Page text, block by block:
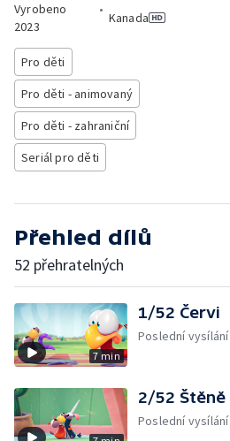
Vyrobeno
2023
•
Kanada
Pro děti
Pro děti - animovaný
Pro děti - zahraniční
Seriál pro děti
Přehled dílů
52 přehratelných
7 min
1/52 Červi
Poslední vysílání
2/52 Štěně
Poslední vysílání